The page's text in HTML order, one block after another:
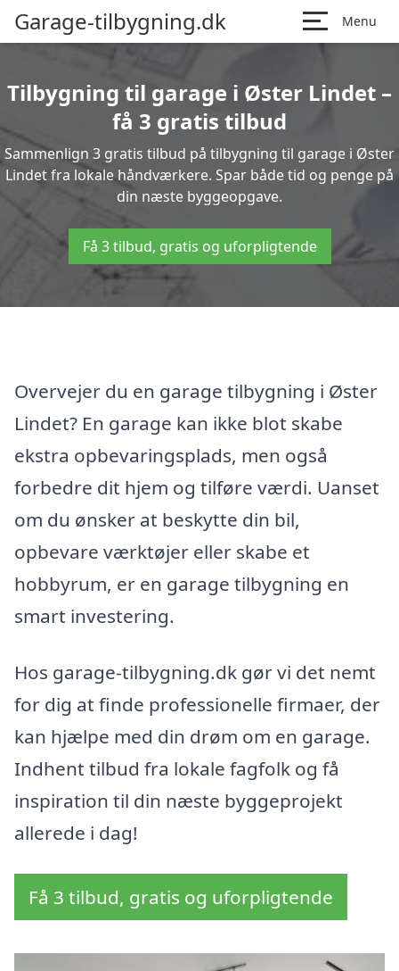
Garage-tilbygning.dk Menu
Tilbygning til garage i Øster Lindet –
få 3 gratis tilbud
Sammenlign 3 gratis tilbud på tilbygning til garage i Øster
Lindet fra lokale håndværkere. Spar både tid og penge på
din næste byggeopgave.
Få 3 tilbud, gratis og uforpligtende
Overvejer du en garage tilbygning i Øster
Lindet? En garage kan ikke blot skabe
ekstra opbevaringsplads, men også
forbedre dit hjem og tilføre værdi. Uanset
om du ønsker at beskytte din bil,
opbevare værktøjer eller skabe et
hobbyrum, er en garage tilbygning en
smart investering.
Hos garage-tilbygning.dk gør vi det nemt
for dig at finde professionelle firmaer, der
kan hjælpe med din drøm om en garage.
Indhent tilbud fra lokale fagfolk og få
inspiration til din næste byggeprojekt
allerede i dag!
Få 3 tilbud, gratis og uforpligtende